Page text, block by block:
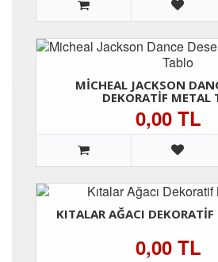
MICHEAL JACKSON
DEKORATIF METAL
0,00 TL
KITALAR AĞACI
0,00 TL